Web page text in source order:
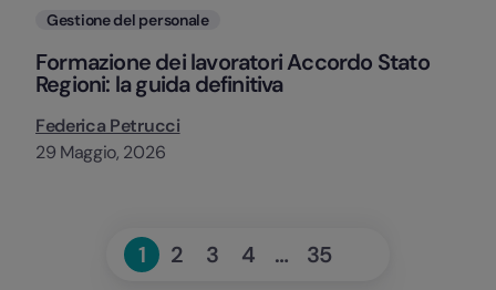
Categorie
Gestione del personale
Formazione dei lavoratori Accordo Stato
Regioni: la guida definitiva
Federica Petrucci
29 Maggio, 2026
Page
1 Page
2 Page
3 Page
4 … Page
35
Successivo